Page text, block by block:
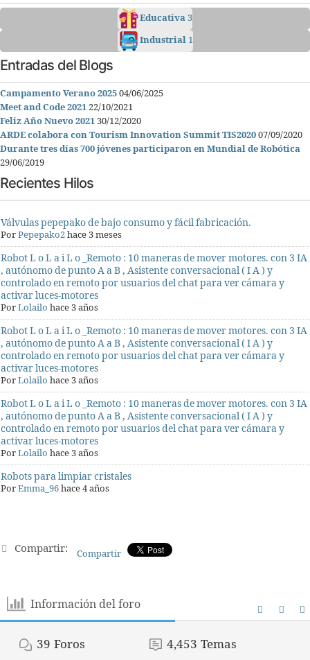
Educativa3
Industrial 1
Entradas del Blogs
Campamento Verano 202504/06/2025
Meet and Code 202122/10/2021
Feliz Año Nuevo 202130/12/2020
ARDE colabora con Tourism Innovation Summit TIS202007/09/2020
Durante tres días 700 jóvenes participaron en Mundial de Robótica
29/06/2019
Recientes Hilos
Válvulas pepepako de bajo consumo y fácil fabricación.
PorPepepako2hace 3 meses
Robot L o L a i L o _Remoto : 10 maneras de mover motores. con 3 IA
, autónomo de punto A a B , Asistente conversacional ( I A ) y
controlado en remoto por usuarios del chat para ver cámara y
activar luces-motores
PorLolailo hace 3 años
Robot L o L a i L o _Remoto : 10 maneras de mover motores. con 3 IA
, autónomo de punto A a B , Asistente conversacional ( I A ) y
controlado en remoto por usuarios del chat para ver cámara y
activar luces-motores
PorLolailo hace 3 años
Robot L o L a i L o _Remoto : 10 maneras de mover motores. con 3 IA
, autónomo de punto A a B , Asistente conversacional ( I A ) y
controlado en remoto por usuarios del chat para ver cámara y
activar luces-motores
PorLolailo hace 3 años
Robots para limpiar cristales
PorEmma_96hace 4 años
Compartir: Compartir
Información del foro
39 Foros 4,453 Temas